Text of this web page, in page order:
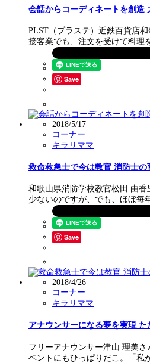
会話からコーディネートを創造
PLST（プラステ）近鉄百貨店
接客業でも、注文を受けて料理
Save
2018/5/17
コーナー
キラリママ
救命救急士で今は教官 消防士の
和歌山県消防学校教官松田 由
少ないのですが、でも、ほぼ毎
Save
2018/4/26
コーナー
キラリママ
アナウンサーになる夢を実現
フリーアナウンサー津山 理美
ベントにもひっぱりだこ。「私